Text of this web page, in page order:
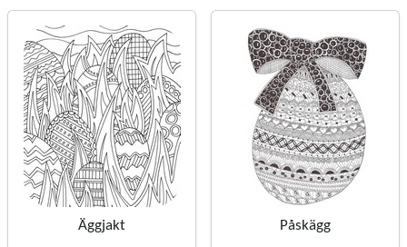
Äggjakt Påskägg